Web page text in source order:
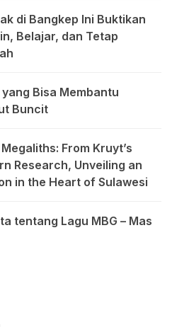
di Bangkep Ini Buktikan
Belajar, dan Tetap
Bisa Membantu
Buncit
From Kruyt’s
Research, Unveiling an
in the Heart of Sulawesi
tentang Lagu MBG – Mas